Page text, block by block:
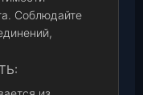
Соблюдайте